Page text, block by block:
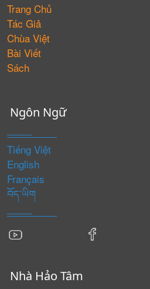
Trang Chủ
Tác Giả
Chùa Việt
Bài Viết
Sách
Ngôn Ngữ
Tiếng Việt
English
Français
བོད་ཡིག
Nhà Hảo Tâm